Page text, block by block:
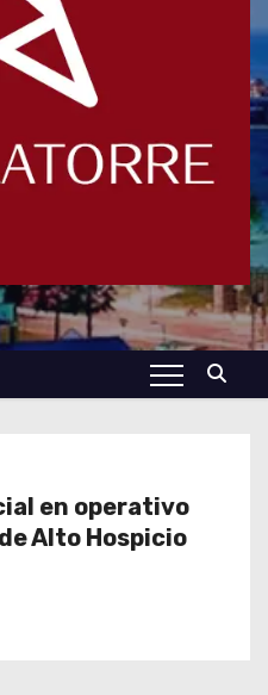
en operativo
Alto Hospicio